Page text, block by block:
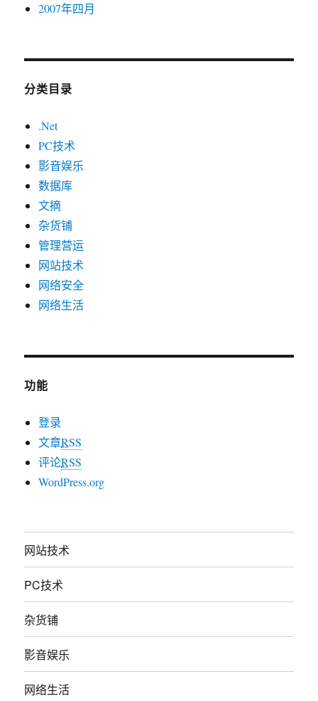
2007年四月
分类目录
.Net
PC技术
影音娱乐
数据库
文摘
杂货铺
管理营运
网站技术
网络安全
网络生活
功能
登录
文章RSS
评论RSS
WordPress.org
网站技术
PC技术
杂货铺
影音娱乐
网络生活